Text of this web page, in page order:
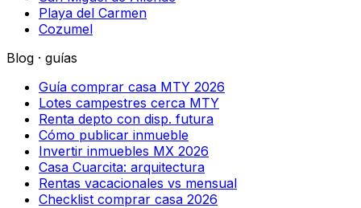
Playa del Carmen
Cozumel
Blog · guías
Guía comprar casa MTY 2026
Lotes campestres cerca MTY
Renta depto con disp. futura
Cómo publicar inmueble
Invertir inmuebles MX 2026
Casa Cuarcita: arquitectura
Rentas vacacionales vs mensual
Checklist comprar casa 2026